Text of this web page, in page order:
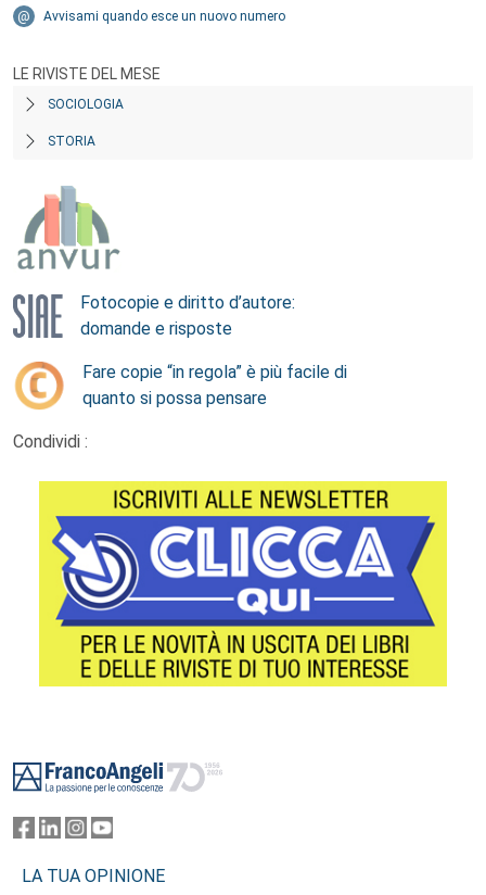
Avvisami quando esce un nuovo numero
LE RIVISTE DEL MESE
SOCIOLOGIA
STORIA
Fotocopie e diritto d’autore:
domande e risposte
Fare copie “in regola” è più facile di
quanto si possa pensare
Condividi :
LA TUA OPINIONE